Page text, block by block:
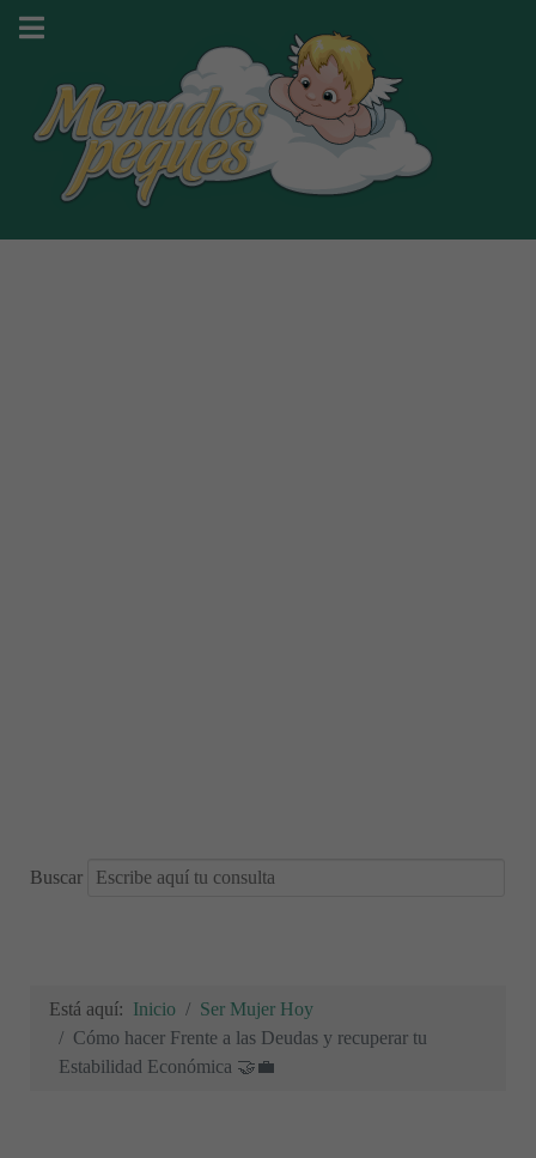
Buscar
Está aquí: Inicio
Ser Mujer Hoy
Cómo hacer Frente a las Deudas y recuperar tu
Estabilidad Económica 🤝💼